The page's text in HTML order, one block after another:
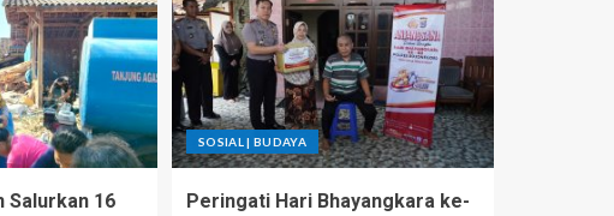
Salurkan 16
SOSIAL | BUDAYA
Peringati Hari Bhayangkara ke-